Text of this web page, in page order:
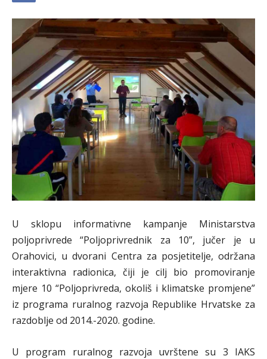
U sklopu informativne kampanje Ministarstva
poljoprivrede “Poljoprivrednik za 10”, jučer je u
Orahovici, u dvorani Centra za posjetitelje, održana
interaktivna radionica, čiji je cilj bio promoviranje
mjere 10 “Poljoprivreda, okoliš i klimatske promjene”
iz programa ruralnog razvoja Republike Hrvatske za
razdoblje od 2014.-2020. godine.
U program ruralnog razvoja uvrštene su 3 IAKS